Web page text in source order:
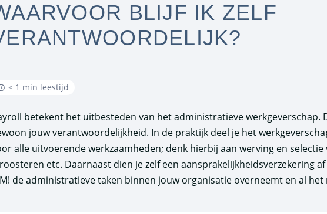
BLIJF IK ZELF
< 1 min leestijd
betekent het uitbesteden van het administratieve werkgeverschap.
jouw verantwoordelijkheid. In de praktijk deel je het
alle uitvoerende werkzaamheden; denk hierbij aan werving en
etc. Daarnaast dien je zelf een aansprakelijkheidsverzekering
de administratieve taken binnen jouw organisatie overneemt en al